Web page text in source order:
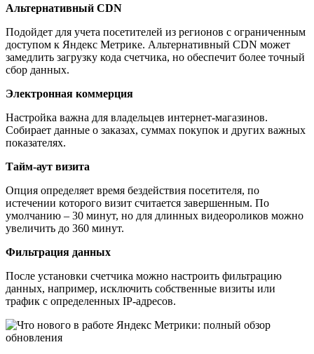
Альтернативный CDN
Подойдет для учета посетителей из регионов с ограниченным
доступом к Яндекс Метрике. Альтернативный CDN может
замедлить загрузку кода счетчика, но обеспечит более точный
сбор данных.
Электронная коммерция
Настройка важна для владельцев интернет-магазинов.
Собирает данные о заказах, суммах покупок и других важных
показателях.
Тайм-аут визита
Опция определяет время бездействия посетителя, по
истечении которого визит считается завершенным. По
умолчанию – 30 минут, но для длинных видеороликов можно
увеличить до 360 минут.
Фильтрация данных
После установки счетчика можно настроить фильтрацию
данных, например, исключить собственные визиты или
трафик с определенных IP-адресов.